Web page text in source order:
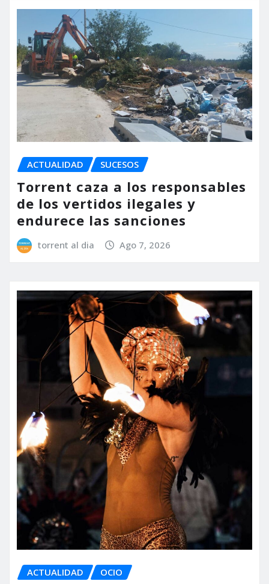
ACTUALIDAD SUCESOS
Torrent caza a los responsables
de los vertidos ilegales y
endurece las sanciones
torrent al dia Ago 7, 2026
ACTUALIDAD OCIO